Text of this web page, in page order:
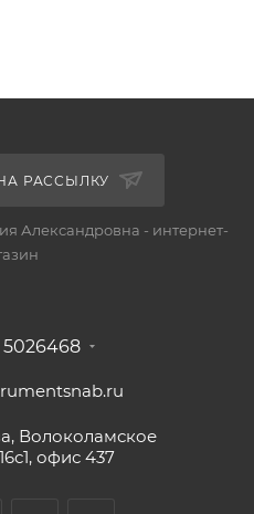
РАССЫЛКУ
Александровна - интернет-
5026468
Волоколамское
офис 437